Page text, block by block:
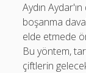
Aydın
boşanma
elde etmede
Bu yöntem,
çiftlerin